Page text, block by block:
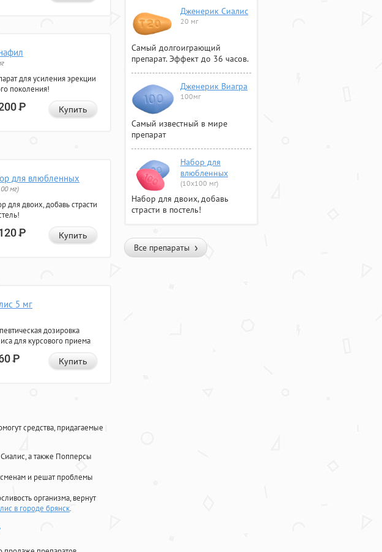
для усиления эрекции
поколения!
Р Купить
для влюбленных
мг)
для двоих, добавь страсти
Р Купить
5 мг
дозировка
для курсового приема
Р Купить
средства, придагаемые
а также Попперсы
и решат проблемы
организма, вернут
в городе брянск.
Дженерик Сиалис
20 мг
Самый долгоиграющий
препарат. Эффект до 36 часов.
Дженерик Виагра
100мг
Самый известный в мире
препарат
Набор для
влюбленных
(10х100 мг)
Набор для двоих, добавь
страсти в постель!
Все препараты